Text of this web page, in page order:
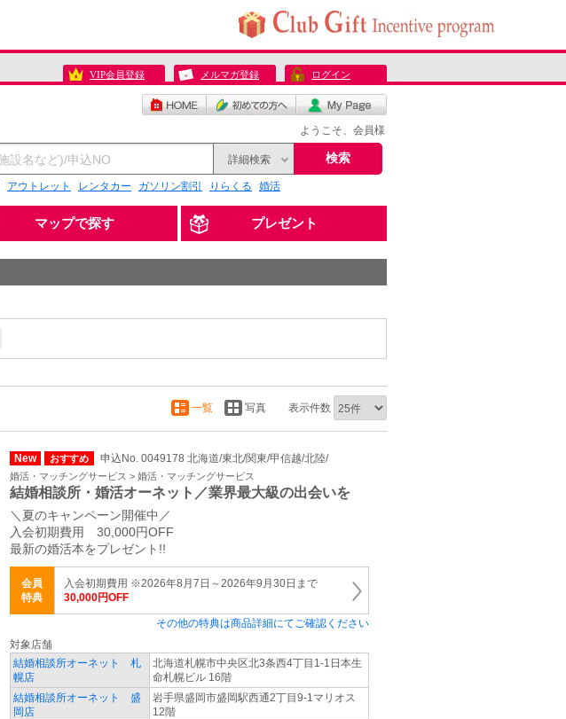
VIP会員登録 メルマガ登録 ログイン
ようこそ、会員様
詳細検索 検索
アウトレット レンタカー ガソリン割引 りらくる 婚活
マップで探す プレゼント
一覧 写真 表示件数
New おすすめ 申込No. 0049178 北海道/東北/関東/甲信越/北陸/
婚活・マッチングサービス > 婚活・マッチングサービス
結婚相談所・婚活オーネット／業界最大級の出会いを
＼夏のキャンペーン開催中／
入会初期費用 30,000円OFF
最新の婚活本をプレゼント!!
会員
特典
入会初期費用 ※2026年8月7日～2026年9月30日まで
30,000円OFF
その他の特典は商品詳細にてご確認ください
対象店舗
結婚相談所オーネット 札
幌店
北海道札幌市中央区北3条西4丁目1-1日本生
命札幌ビル 16階
結婚相談所オーネット 盛
岡店
岩手県盛岡市盛岡駅西通2丁目9-1マリオス
12階